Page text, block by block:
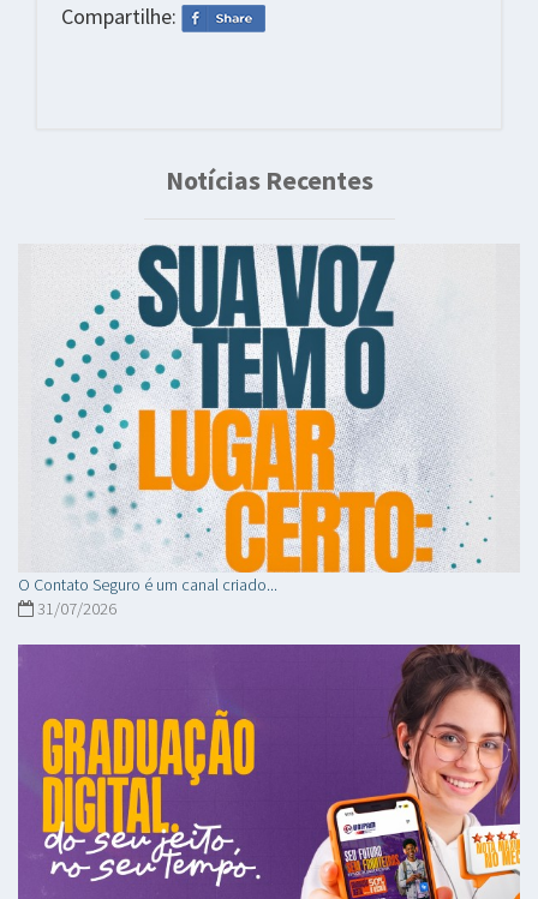
Compartilhe:
Notícias Recentes
O Contato Seguro é um canal criado...
31/07/2026